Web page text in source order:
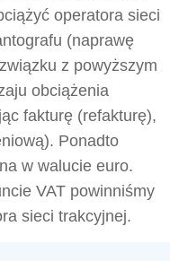
operatora sieci
(naprawę
z powyższym
obciążenia
fakturę (refakturę),
Ponadto
w walucie euro.
VAT powinniśmy
sieci trakcyjnej.